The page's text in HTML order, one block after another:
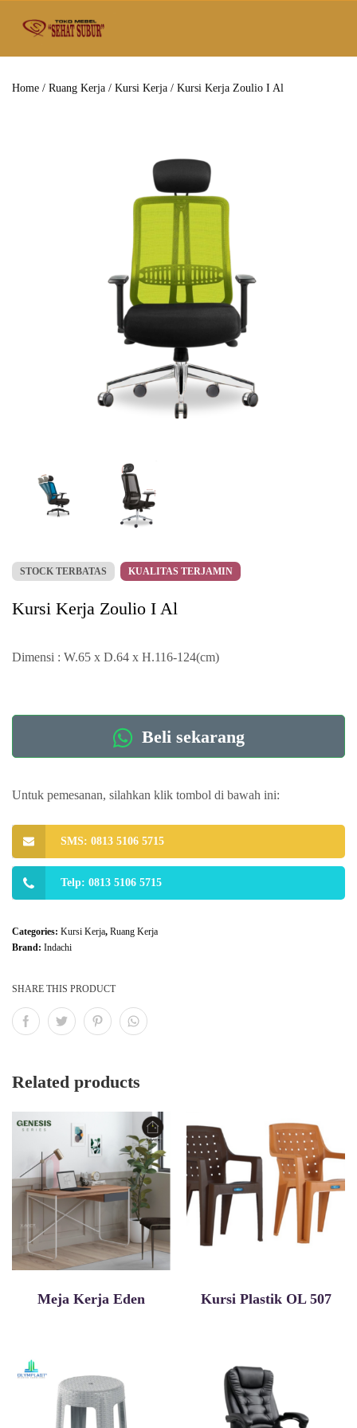
Home / Ruang Kerja / Kursi Kerja / Kursi Kerja Zoulio I Al
STOCK TERBATAS KUALITAS TERJAMIN
Kursi Kerja Zoulio I Al
Dimensi : W.65 x D.64 x H.116-124(cm)
Beli sekarang
Untuk pemesanan, silahkan klik tombol di bawah ini:
SMS: 0813 5106 5715
Telp: 0813 5106 5715
Categories: Kursi Kerja, Ruang Kerja
Brand: Indachi
SHARE THIS PRODUCT
Related products
Meja Kerja Eden Kursi Plastik OL 507